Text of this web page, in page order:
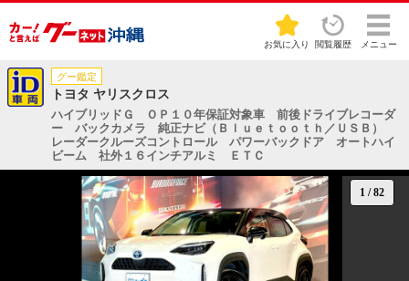
お気に入り 閲覧履歴 メニュー
グー鑑定
トヨタ ヤリスクロス
ハイブリッドＧ ＯＰ１０年保証対象車 前後ドライブレコーダ
ー バックカメラ 純正ナビ（Ｂｌｕｅｔｏｏｔｈ／ＵＳＢ）
レーダークルーズコントロール パワーバックドア オートハイ
ビーム 社外１６インチアルミ ＥＴＣ
1 /82